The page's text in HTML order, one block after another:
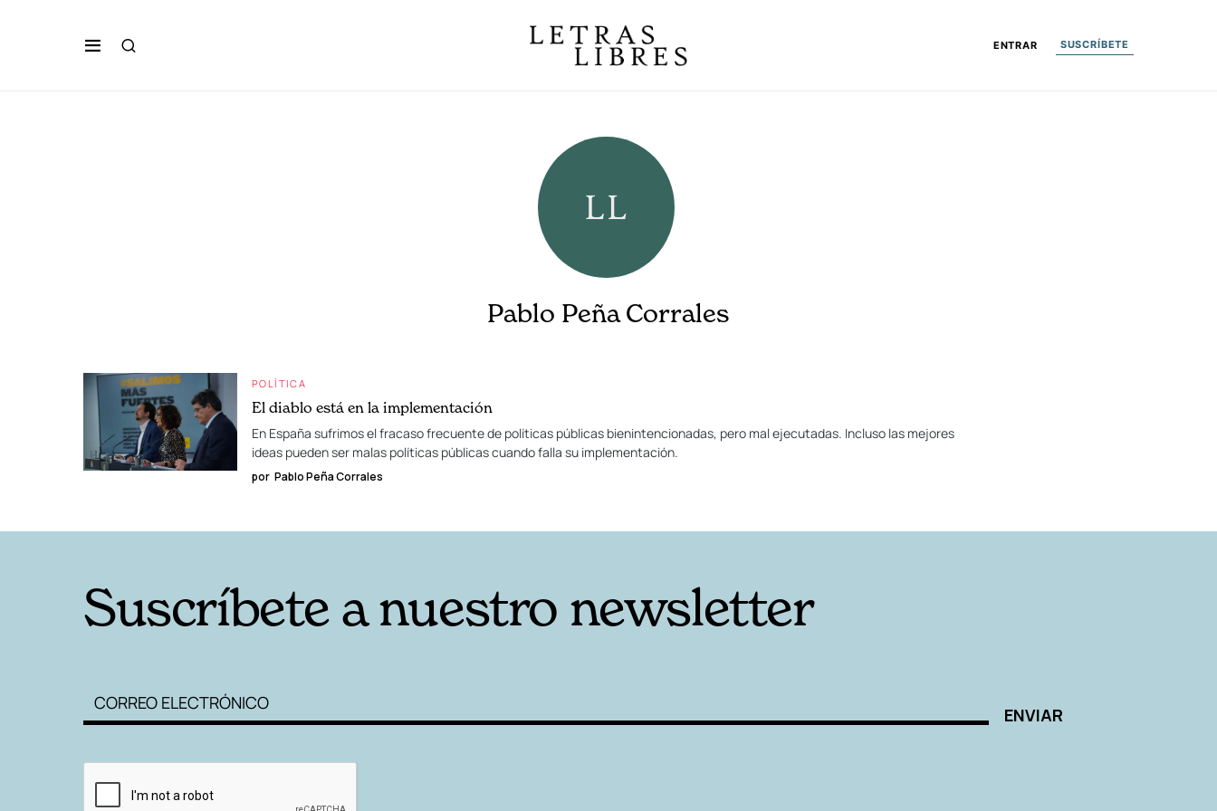
ENTRAR SUSCRÍBETE
Pablo Peña Corrales
POLÍTICA
El diablo está en la implementación
En España sufrimos el fracaso frecuente de políticas públicas bienintencionadas, pero mal ejecutadas. Incluso las mejores
ideas pueden ser malas políticas públicas cuando falla su implementación.
por Pablo Peña Corrales
Suscríbete a nuestro newsletter